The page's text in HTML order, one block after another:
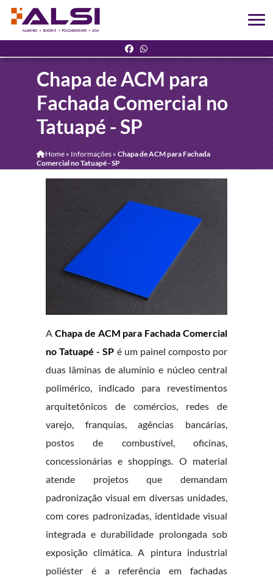
Chapa de ACM para
Fachada Comercial no
Tatuapé - SP
Home» Informações » Chapa de ACM para Fachada
Comercial no Tatuapé - SP
A Chapa de ACM para Fachada Comercial
no Tatuapé - SP é um painel composto por
duas lâminas de alumínio e núcleo central
polimérico, indicado para revestimentos
arquitetônicos de comércios, redes de
varejo, franquias, agências bancárias,
postos de combustível, oficinas,
concessionárias e shoppings. O material
atende projetos que demandam
padronização visual em diversas unidades,
com cores padronizadas, identidade visual
integrada e durabilidade prolongada sob
exposição climática. A pintura industrial
poliéster é a referência em fachadas